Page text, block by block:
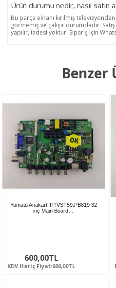
Ürün durumu nedir, nasıl satın
Bu parça ekranı kırılmış
görmemiş ve çalışır durumdadır.
yapılır, iadesi yoktur. Sipariş için
Benzer
Yumatu Anakart TP.VST59.PB819 32
inç Main Board…
600,00TL
KDV Hariç Fiyat:600,00TL